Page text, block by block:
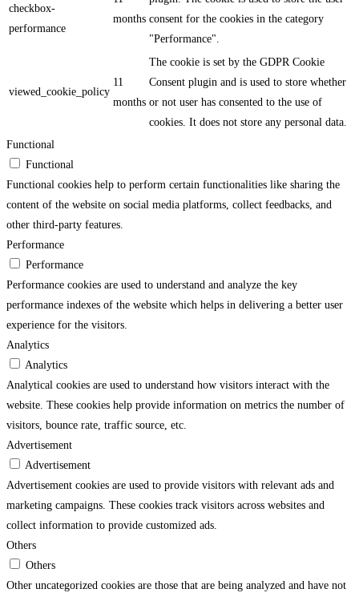
checkbox-
performance
months consent for the cookies in the category
"Performance".
viewed_cookie_policy
11
months
The cookie is set by the GDPR Cookie
Consent plugin and is used to store whether
or not user has consented to the use of
cookies. It does not store any personal data.
Functional
Functional
Functional cookies help to perform certain functionalities like sharing the
content of the website on social media platforms, collect feedbacks, and
other third-party features.
Performance
Performance
Performance cookies are used to understand and analyze the key
performance indexes of the website which helps in delivering a better user
experience for the visitors.
Analytics
Analytics
Analytical cookies are used to understand how visitors interact with the
website. These cookies help provide information on metrics the number of
visitors, bounce rate, traffic source, etc.
Advertisement
Advertisement
Advertisement cookies are used to provide visitors with relevant ads and
marketing campaigns. These cookies track visitors across websites and
collect information to provide customized ads.
Others
Others
Other uncategorized cookies are those that are being analyzed and have not